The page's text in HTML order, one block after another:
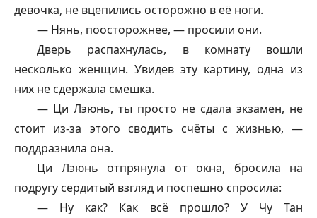
девочка, не вцепились осторожно в её ноги.
— Нянь, поосторожнее, — просили они.
Дверь распахнулась, в комнату вошли
несколько женщин. Увидев эту картину, одна из
них не сдержала смешка.
— Ци Лэюнь, ты просто не сдала экзамен, не
стоит из-за этого сводить счёты с жизнью, —
поддразнила она.
Ци Лэюнь отпрянула от окна, бросила на
подругу сердитый взгляд и поспешно спросила:
— Ну как? Как всё прошло? У Чу Тан